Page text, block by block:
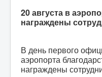
20 августа в
награждены
В день первого
аэропорта
награждены